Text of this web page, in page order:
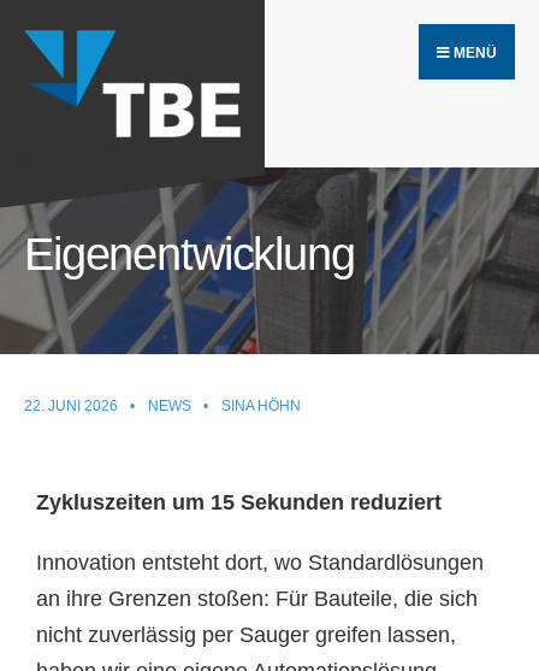
MENÜ
Eigenentwicklung
22. JUNI 2026 • NEWS • SINA HÖHN
Zykluszeiten um 15 Sekunden reduziert
Innovation entsteht dort, wo Standardlösungen
an ihre Grenzen stoßen: Für Bauteile, die sich
nicht zuverlässig per Sauger greifen lassen,